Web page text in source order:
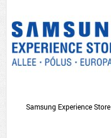
Samsung Experience Store